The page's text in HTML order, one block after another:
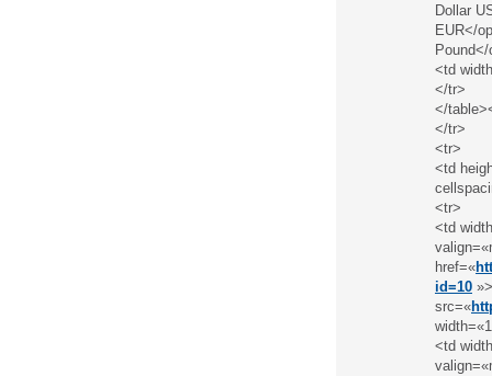
Dollar
EUR</
<td
</tr>
</
</tr>
<tr>
<td
<tr>
<td
href=«
id=10
src=«
<td